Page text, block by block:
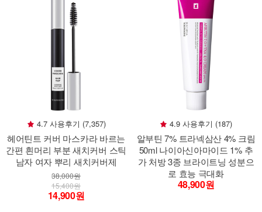
4.7 사용후기 (7,357)
헤어틴트 커버 마스카라 바르는
간편 흰머리 부분 새치커버 스틱
남자 여자 뿌리 새치커버제
38,000원
15,400원
14,900원
4.9 사용후기 (187)
알부틴 7% 트라넥삼산 4% 크림
50ml 나이아신아마이드 1% 추
가 처방 3종 브라이트닝 성분으
로 효능 극대화
48,900원